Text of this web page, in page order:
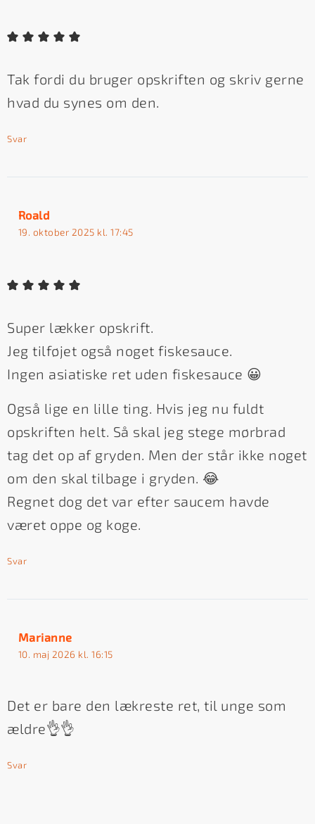
Tak fordi du bruger opskriften og skriv gerne
hvad du synes om den.
Svar
Roald
19. oktober 2025 kl. 17:45
Super lækker opskrift.
Jeg tilføjet også noget fiskesauce.
Ingen asiatiske ret uden fiskesauce 😀
Også lige en lille ting. Hvis jeg nu fuldt
opskriften helt. Så skal jeg stege mørbrad
tag det op af gryden. Men der står ikke noget
om den skal tilbage i gryden. 😂
Regnet dog det var efter saucem havde
været oppe og koge.
Svar
Marianne
10. maj 2026 kl. 16:15
Det er bare den lækreste ret, til unge som
ældre👌👌
Svar